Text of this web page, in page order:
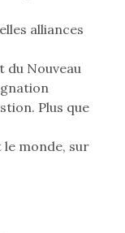
alliances
du Nouveau
Plus que
monde, sur